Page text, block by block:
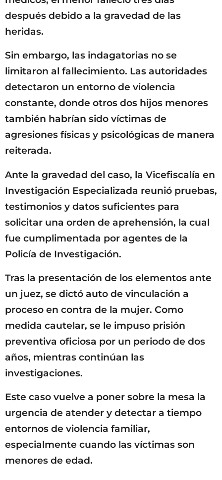
después debido a la gravedad de las
heridas.
Sin embargo, las indagatorias no se
limitaron al fallecimiento. Las autoridades
detectaron un entorno de violencia
constante, donde otros dos hijos menores
también habrían sido víctimas de
agresiones físicas y psicológicas de manera
reiterada.
Ante la gravedad del caso, la Vicefiscalía en
Investigación Especializada reunió pruebas,
testimonios y datos suficientes para
solicitar una orden de aprehensión, la cual
fue cumplimentada por agentes de la
Policía de Investigación.
Tras la presentación de los elementos ante
un juez, se dictó auto de vinculación a
proceso en contra de la mujer. Como
medida cautelar, se le impuso prisión
preventiva oficiosa por un periodo de dos
años, mientras continúan las
investigaciones.
Este caso vuelve a poner sobre la mesa la
urgencia de atender y detectar a tiempo
entornos de violencia familiar,
especialmente cuando las víctimas son
menores de edad.